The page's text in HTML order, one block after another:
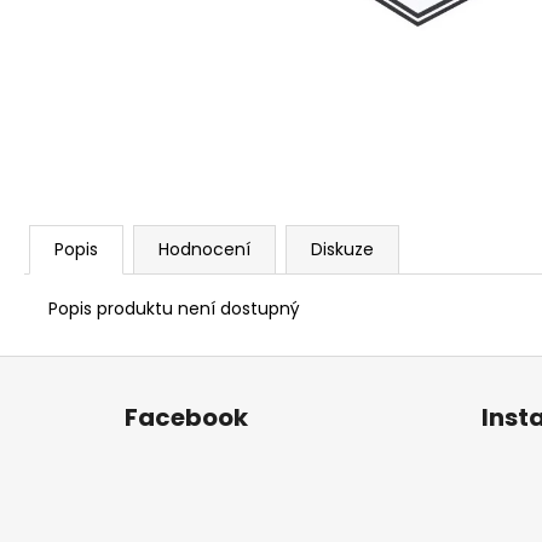
Popis Hodnocení Diskuze
Popis produktu není dostupný
Z
Facebook